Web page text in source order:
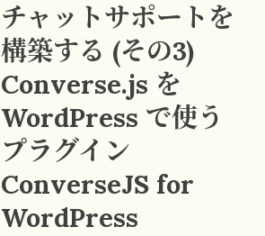
チャットサポートを
構築する (その3)
Converse.js を
WordPress で使う
プラグイン
ConverseJS for
WordPress